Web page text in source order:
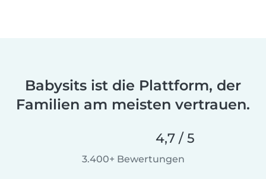
Babysits ist die Plattform, der
Familien am meisten vertrauen.
4,7 / 5
3.400+ Bewertungen